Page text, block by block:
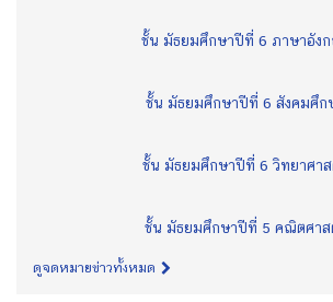
ชั้น มัธยมศึกษาปีที่ 6 ภาษาอัง
ชั้น มัธยมศึกษาปีที่ 6 สังคมศึก
ชั้น มัธยมศึกษาปีที่ 6 วิทยาศา
ชั้น มัธยมศึกษาปีที่ 5 คณิตศาส
ดูจดหมายข่าวทั้งหมด